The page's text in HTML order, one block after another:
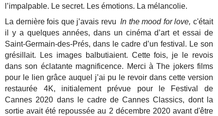
l’impalpable. Le secret. Les émotions. La mélancolie.
La dernière fois que j’avais revu In the mood for love, c'était
il y a quelques années, dans un cinéma d’art et essai de
Saint-Germain-des-Prés, dans le cadre d’un festival. Le son
grésillait. Les images balbutiaient. Cette fois, je le revois
dans son éclatante magnificence. Merci à The jokers films
pour le lien grâce auquel j’ai pu le revoir dans cette version
restaurée 4K, initialement prévue pour le Festival de
Cannes 2020 dans le cadre de Cannes Classics, dont la
sortie avait été repoussée au 2 décembre 2020 avant d'être